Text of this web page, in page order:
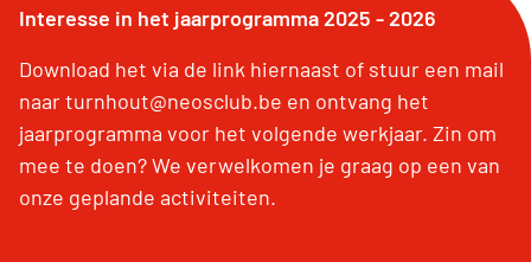
Interesse in het jaarprogramma 2025 - 2026
Download het via de link hiernaast of stuur een mail
naar turnhout@neosclub.be en ontvang het
jaarprogramma voor het volgende werkjaar. Zin om
mee te doen? We verwelkomen je graag op een van
onze geplande activiteiten.